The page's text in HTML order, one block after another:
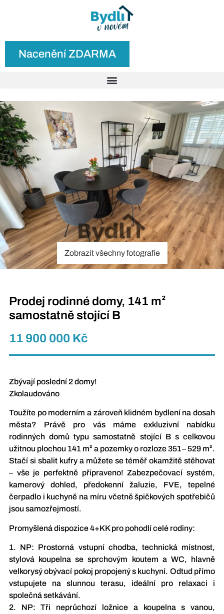
Nacenění ZDARMA
Zobrazit všechny fotografie
Prodej rodinné domy, 141 m²
samostatně stojící B
11 900 000 Kč
Zbývají poslední 2 domy!
Zkolaudováno
Toužíte po moderním a zároveň klidném bydlení na dosah
města? Právě pro vás máme exkluzivní nabídku
rodinných domů typu samostatně stojící B s celkovou
užitnou plochou 141 m² a pozemky o rozloze 351– 529 m².
Stačí si sbalit kufry a můžete se téměř okamžitě stěhovat
– vše je perfektně připraveno! Zabezpečovací systém,
kamerový dohled, předokenní žaluzie, FVE, tepelné
čerpadlo i kuchyně na míru včetně špičkových spotřebičů
jsou samozřejmostí.
Promyšlená dispozice 4+KK pro pohodlí celé rodiny:
1. NP: Prostorná vstupní chodba, technická místnost,
stylová koupelna se sprchovým koutem a WC, hlavně
velkorysý obývací pokoj propojený s kuchyní. Odtud přímo
vstupujete na slunnou terasu, ideální pro relaxaci i
společná setkávání.
2. NP: Tři neprůchozí ložnice a koupelna s vanou,